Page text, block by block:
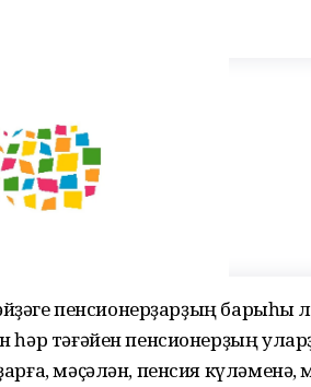
пенсионерҙарҙың барыһы
тәғәйен пенсионерҙың
мәҫәлән, пенсия күләменә,